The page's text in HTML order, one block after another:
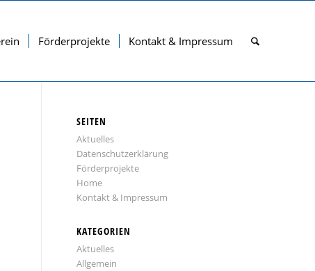
Förderprojekte Kontakt & Impressum
SEITEN
Aktuelles
Datenschutzerklärung
Förderprojekte
Home
Kontakt & Impressum
KATEGORIEN
Aktuelles
Allgemein